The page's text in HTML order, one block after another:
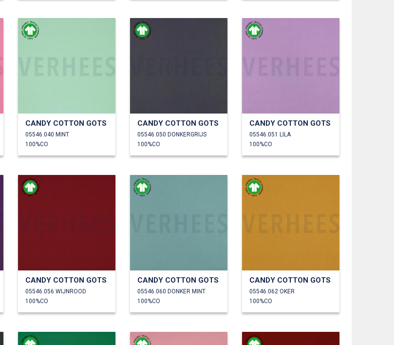
CANDY COTTON GOTS
05546.040 MINT
100%CO
CANDY COTTON GOTS
05546.050 DONKERGRIJS
100%CO
CANDY COTTON GOTS
05546.051 LILA
100%CO
CANDY COTTON GOTS
05546.056 WIJNROOD
100%CO
CANDY COTTON GOTS
05546.060 DONKER MINT
100%CO
CANDY COTTON GOTS
05546.062 OKER
100%CO